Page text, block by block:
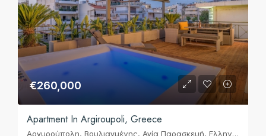
€260,000
Apartment In Argiroupoli, Greece
Αργυρούπολη, Βουλιαγμένης, Αγία Παρασκευή, Ελληνικό, Δημοτική Ενότητα Ελληνικού, Δήμος Ελληνικού - Αργυρούπολης, Περιφερειακή Ενότητα Νοτίου Τομέα Αθηνών, Περιφέρεια Αττικής, Αποκεντρωμένη Διοίκηση Αττικής, 167 77, Ελλάς